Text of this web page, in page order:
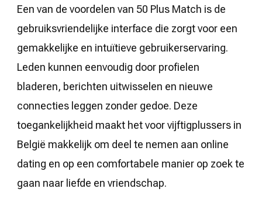
Een van de voordelen van 50 Plus Match is de
gebruiksvriendelijke interface die zorgt voor een
gemakkelijke en intuïtieve gebruikerservaring.
Leden kunnen eenvoudig door profielen
bladeren, berichten uitwisselen en nieuwe
connecties leggen zonder gedoe. Deze
toegankelijkheid maakt het voor vijftigplussers in
België makkelijk om deel te nemen aan online
dating en op een comfortabele manier op zoek te
gaan naar liefde en vriendschap.